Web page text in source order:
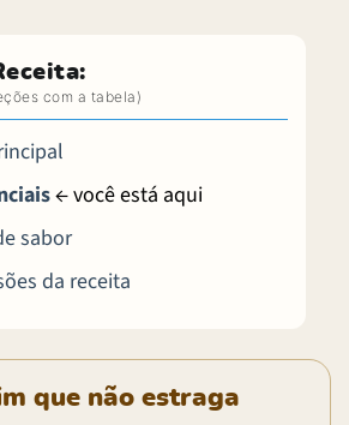
← você está aqui
sabor
da receita
que não estraga